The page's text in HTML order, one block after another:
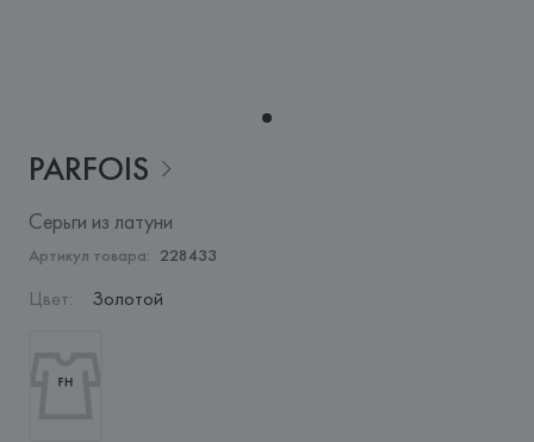
PARFOIS
Серьги из латуни
Артикул товара: 228433
Цвет: Золотой